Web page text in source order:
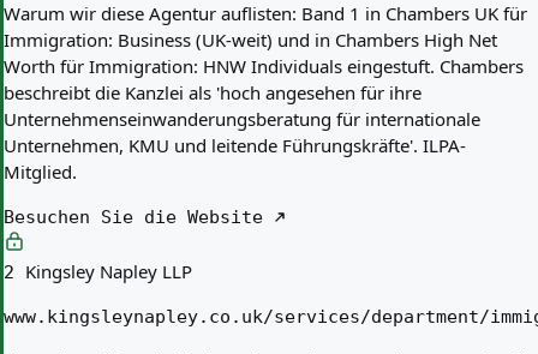
Warum wir diese Agentur auflisten: Band 1 in Chambers UK für
Immigration: Business (UK-weit) und in Chambers High Net
Worth für Immigration: HNW Individuals eingestuft. Chambers
beschreibt die Kanzlei als 'hoch angesehen für ihre
Unternehmenseinwanderungsberatung für internationale
Unternehmen, KMU und leitende Führungskräfte'. ILPA-
Mitglied.
Besuchen Sie die Website
2 Kingsley Napley LLP
www.kingsleynapley.co.uk/services/department/